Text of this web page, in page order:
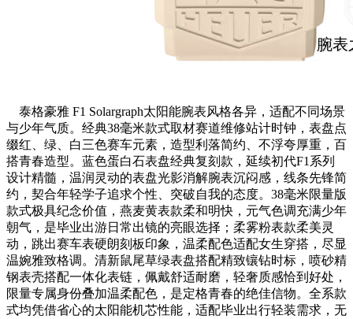
泰格豪雅 F1 Solargraph太阳能腕表风格各异，适配不同场景
与少年气质。经典38毫米款式取材赛道维修站计时钟，表盘点
缀红、绿、白三色赛车元素，造型利落简约、不浮夸厚重，百
搭青春造型。蓝色蛋白石表盘经典复刻款，延续初代F1系列
设计精髓，温润灵动的表盘光影消解腕表沉闷感，线条先锋简
约，契合年轻学子追求个性、突破自我的态度。38毫米限量版
款式极具纪念价值，燕麦黄表款柔和明快，元气色调充满少年
朝气，是毕业出游日常出镜的亮眼选择；柔雾粉表款柔美灵
动，跳出赛车表硬朗刻板印象，温柔配色适配女生穿搭，尽显
温婉雅致格调。清新鼠尾草绿表盘搭配精致镶钻时标，喷砂精
钢表壳搭配一体化表链，佩戴舒适耐磨，轻奢质感恰到好处，
限量专属身份叠加温柔配色，是定格青春的绝佳信物。全系款
式均凭借省心的太阳能机芯性能，适配毕业出行轻装需求，无